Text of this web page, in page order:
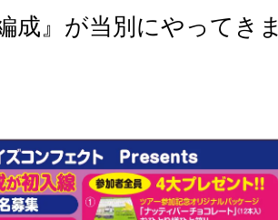
成』が当別にやってきま